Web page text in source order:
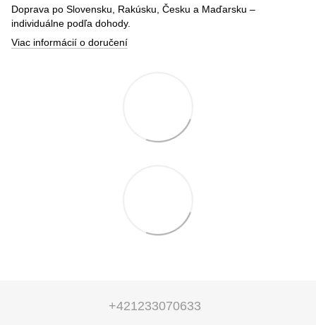
Doprava po Slovensku, Rakúsku, Česku a Maďarsku –
individuálne podľa dohody.
Viac informácií o doručení
+421233070633